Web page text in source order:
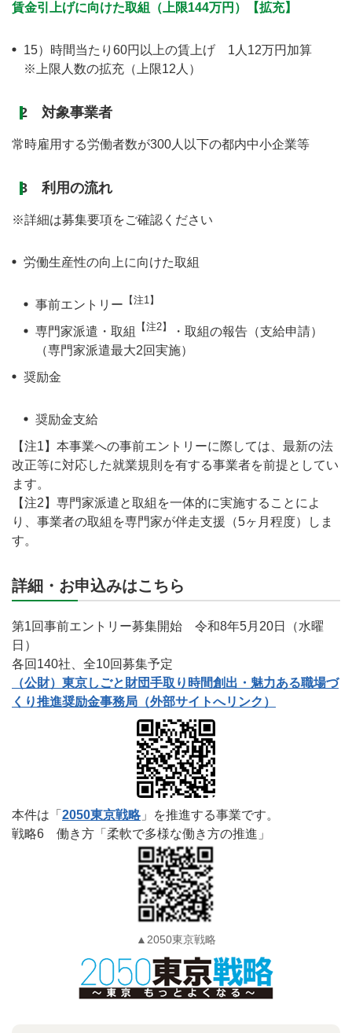
賃金引上げに向けた取組（上限144万円）【拡充】
15）時間当たり60円以上の賃上げ 1人12万円加算
※上限人数の拡充（上限12人）
2 対象事業者
常時雇用する労働者数が300人以下の都内中小企業等
3 利用の流れ
※詳細は募集要項をご確認ください
労働生産性の向上に向けた取組
事前エントリー 【注1】
専門家派遣・取組 【注2】
・取組の報告（支給申請）
（専門家派遣最大2回実施）
奨励金
奨励金支給
【注1】本事業への事前エントリーに際しては、最新の法
改正等に対応した就業規則を有する事業者を前提としてい
ます。
【注2】専門家派遣と取組を一体的に実施することによ
り、事業者の取組を専門家が伴走支援（5ヶ月程度）しま
す。
詳細・お申込みはこちら
第1回事前エントリー募集開始 令和8年5月20日（水曜
日）
各回140社、全10回募集予定
（公財）東京しごと財団手取り時間創出・魅力ある職場づ
くり推進奨励金事務局（外部サイトへリンク）
本件は「 2050東京戦略」を推進する事業です。
戦略6 働き方「柔軟で多様な働き方の推進」
▲2050東京戦略